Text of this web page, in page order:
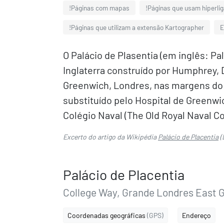
!Páginas com mapas !Páginas que usam
!Páginas que utilizam a extensão Kartographer
O Palácio de Plasentia (em inglês:
Inglaterra construído por Humphrey,
Greenwich, Londres, nas margens
substituído pelo Hospital de
Colégio Naval (The Old Royal Naval
Excerto do artigo da WikipédiaPalácio de Placentia
Palácio de Placentia
College Way, Grande Londres East
Coordenadas geográficas (GPS) Endereço